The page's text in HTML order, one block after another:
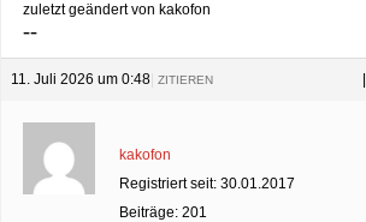
zuletzt geändert von kakofon
--
11. Juli 2026 um 0:48 ZITIEREN
kakofon
Registriert seit: 30.01.2017
Beiträge: 201